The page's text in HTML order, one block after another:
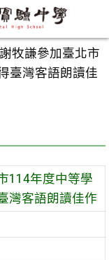
牧謙參加臺北市
臺灣客語朗讀佳
114年度中等學
灣客語朗讀佳作